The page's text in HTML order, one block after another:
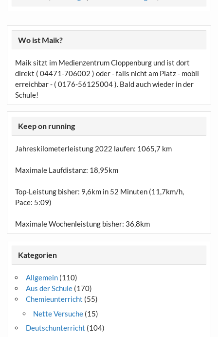
Wo ist Maik?
Maik sitzt im Medienzentrum Cloppenburg und ist dort
direkt ( 04471-706002 ) oder - falls nicht am Platz - mobil
erreichbar - ( 0176-56125004 ). Bald auch wieder in der
Schule!
Keep on running
Jahreskilometerleistung 2022 laufen: 1065,7 km
Maximale Laufdistanz: 18,95km
Top-Leistung bisher: 9,6km in 52 Minuten (11,7km/h,
Pace: 5:09)
Maximale Wochenleistung bisher: 36,8km
Kategorien
Allgemein(110)
Aus der Schule(170)
Chemieunterricht (55)
Nette Versuche(15)
Deutschunterricht (104)